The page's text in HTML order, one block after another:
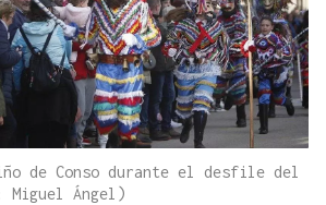
de Conso durante el desfile del
Miguel Ángel)